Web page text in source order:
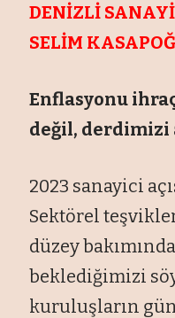
DENİZLİ
SELİM
Enflasyonu
değil, derdimizi
2023 sanayici
Sektörel
düzey
beklediğimizi
kuruluşların